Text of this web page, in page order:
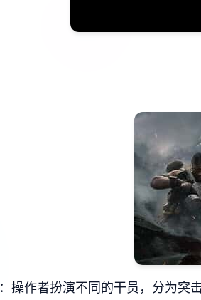
：操作者扮演不同的干员，分为突